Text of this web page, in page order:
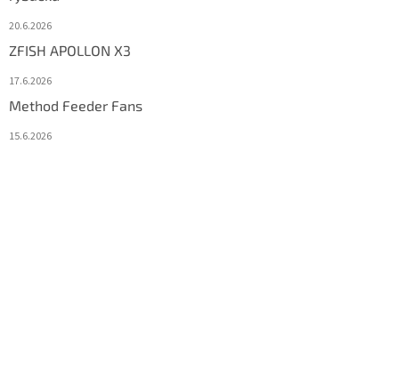
20.6.2026
ZFISH APOLLON X3
17.6.2026
Method Feeder Fans
15.6.2026